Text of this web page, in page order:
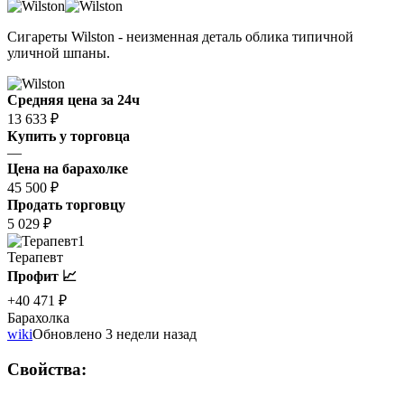
Сигареты Wilston - неизменная деталь облика типичной
уличной шпаны.
Средняя цена за 24ч
13 633 ₽
Купить у торговца
—
Цена на барахолке
45 500 ₽
Продать торговцу
5 029 ₽
1
Терапевт
Профит 📈
+40 471 ₽
Барахолка
wikiОбновлено 3 недели назад
Свойства: